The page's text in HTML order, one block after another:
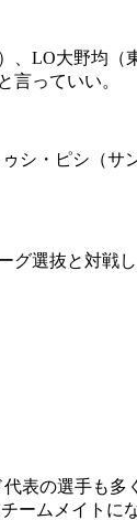
LO大野均（
言っていい。
・ピシ（サ
選抜と対戦
表の選手も
ームメイトにな